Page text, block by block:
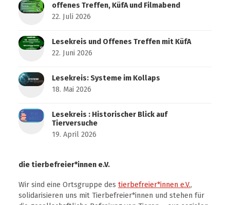
offenes Treffen, KüfA und Filmabend
22. Juli 2026
Lesekreis und Offenes Treffen mit KüfA
22. Juni 2026
Lesekreis: Systeme im Kollaps
18. Mai 2026
Lesekreis : Historischer Blick auf
Tierversuche
19. April 2026
die tierbefreier*innen e.V.
Wir sind eine Ortsgruppe des tierbefreier*innen e.V.,
solidarisieren uns mit Tierbefreier*innen und stehen für